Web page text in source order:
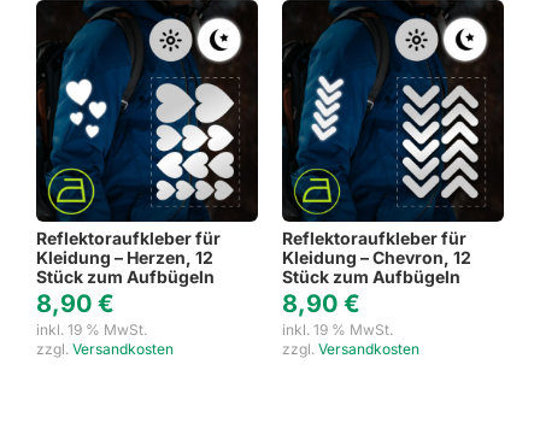
Reflektoraufkleber für
Kleidung – Herzen, 12
Stück zum Aufbügeln
8,90 €
inkl. 19 % MwSt.
zzgl. Versandkosten
Reflektoraufkleber für
Kleidung – Chevron, 12
Stück zum Aufbügeln
8,90 €
inkl. 19 % MwSt.
zzgl. Versandkosten